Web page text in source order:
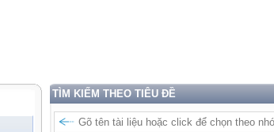
TÌM KIẾM THEO TIÊU ĐỀ